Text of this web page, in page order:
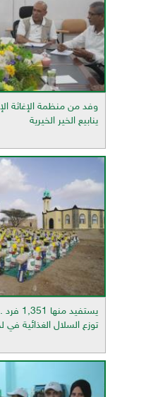
وفد من منظمة الإغاثة
ينابيع الخير الخيرية
يستفيد
توزع السلال الغذائية في